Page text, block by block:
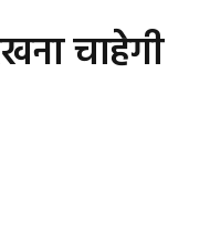
चाहेगी